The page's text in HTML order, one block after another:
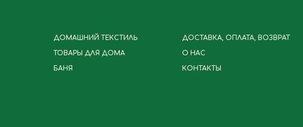
ДОМАШНИЙ ТЕКСТИЛЬ
ТОВАРЫ ДЛЯ ДОМА
БАНЯ
ДОСТАВКА, ОПЛАТА, ВОЗВРАТ
О НАС
КОНТАКТЫ